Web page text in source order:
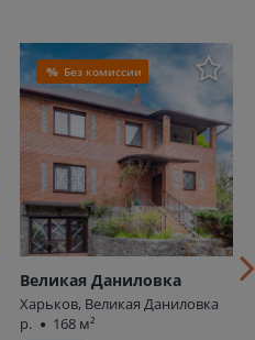
Без комиссии
Великая Даниловка
Харьков, Великая Даниловка
р.
168 м²